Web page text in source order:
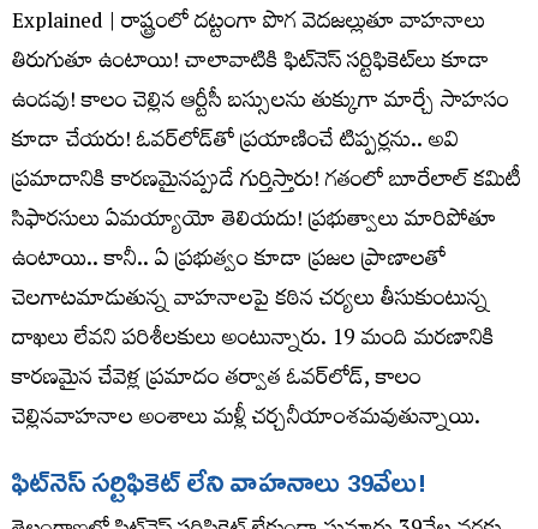
Explained | రాష్ట్రంలో దట్టంగా పొగ వెదజల్లుతూ వాహనాలు
తిరుగుతూ ఉంటాయి! చాలావాటికి ఫిట్‌నెస్‌ సర్టిఫికెట్‌లు కూడా
ఉండవు! కాలం చెల్లిన ఆర్టీసీ బస్సులను తుక్కుగా మార్చే సాహసం
కూడా చేయరు! ఓవర్‌లోడ్‌తో ప్రయాణించే టిప్పర్లను.. అవి
ప్రమాదానికి కారణమైనప్పుడే గుర్తిస్తారు! గతంలో బూరేలాల్‌ కమిటీ
సిఫారసులు ఏమయ్యాయో తెలియదు! ప్రభుత్వాలు మారిపోతూ
ఉంటాయి.. కానీ.. ఏ ప్రభుత్వం కూడా ప్రజల ప్రాణాలతో
చెలగాటమాడుతున్న వాహనాలపై కఠిన చర్యలు తీసుకుంటున్న
దాఖలు లేవని పరిశీలకులు అంటున్నారు. 19 మంది మరణానికి
కారణమైన చేవెళ్ల ప్రమాదం తర్వాత ఓవర్‌లోడ్‌, కాలం
చెల్లినవాహనాల అంశాలు మళ్లీ చర్చనీయాంశమవుతున్నాయి.
ఫిట్‌నెస్‌ సర్టిఫికెట్ లేని వాహనాలు 39వేలు!